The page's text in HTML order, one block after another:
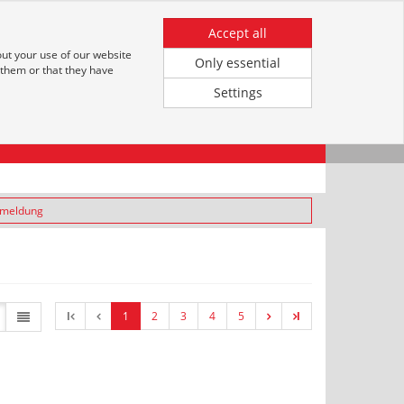
Anmeldung für Kunden
l 1 2 3 4 5 l
your use of our website
or that they have
Accept all
Only essential
Settings